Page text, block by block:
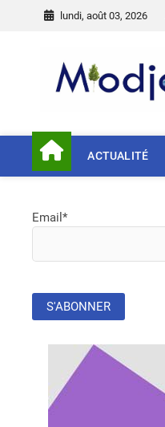
lundi, août 03, 2026
ACTUALITÉ
Email*